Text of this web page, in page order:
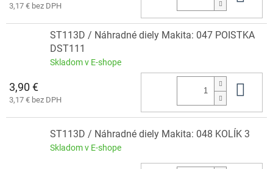
3,17 € bez DPH
ST113D / Náhradné diely Makita: 047 POISTKA
DST111
Skladom v E-shope
3,90 €
3,17 € bez DPH
ST113D / Náhradné diely Makita: 048 KOLÍK 3
Skladom v E-shope